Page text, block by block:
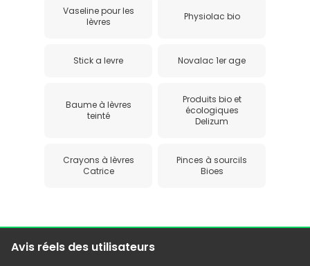
Vaseline pour les
lèvres
Physiolac bio
Stick a levre Novalac 1er age
Baume à lèvres
teinté
Produits bio et
écologiques
Delizum
Crayons à lèvres
Catrice
Pinces à sourcils
Bioes
Avis réels des utilisateurs